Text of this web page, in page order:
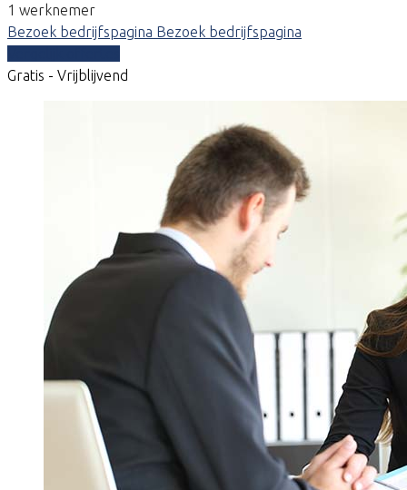
1 werknemer
Bezoek bedrijfspagina Bezoek bedrijfspagina
Gratis - Vrijblijvend